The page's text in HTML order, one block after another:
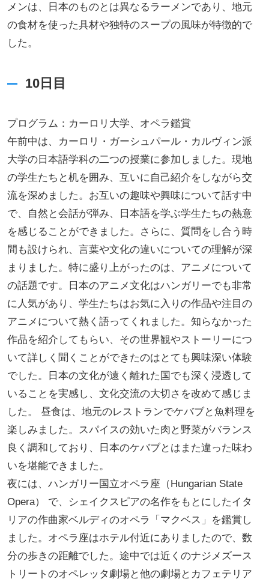
メンは、日本のものとは異なるラーメンであり、地元
の食材を使った具材や独特のスープの風味が特徴的で
した。
10日目
プログラム：カーロリ大学、オペラ鑑賞
午前中は、カーロリ・ガーシュパール・カルヴィン派
大学の日本語学科の二つの授業に参加しました。現地
の学生たちと机を囲み、互いに自己紹介をしながら交
流を深めました。お互いの趣味や興味について話す中
で、自然と会話が弾み、日本語を学ぶ学生たちの熱意
を感じることができました。さらに、質問をし合う時
間も設けられ、言葉や文化の違いについての理解が深
まりました。特に盛り上がったのは、アニメについて
の話題です。日本のアニメ文化はハンガリーでも非常
に人気があり、学生たちはお気に入りの作品や注目の
アニメについて熱く語ってくれました。知らなかった
作品を紹介してもらい、その世界観やストーリーにつ
いて詳しく聞くことができたのはとても興味深い体験
でした。日本の文化が遠く離れた国でも深く浸透して
いることを実感し、文化交流の大切さを改めて感じま
した。 昼食は、地元のレストランでケバブと魚料理を
楽しみました。スパイスの効いた肉と野菜がバランス
良く調和しており、日本のケバブとはまた違った味わ
いを堪能できました。
夜には、ハンガリー国立オペラ座（Hungarian State
Opera） で、シェイクスピアの名作をもとにしたイタ
リアの作曲家ベルディのオペラ「マクベス」を鑑賞し
ました。オペラ座はホテル付近にありましたので、数
分の歩きの距離でした。途中では近くのナジメズース
トリートのオペレッタ劇場と他の劇場とカフェテリア